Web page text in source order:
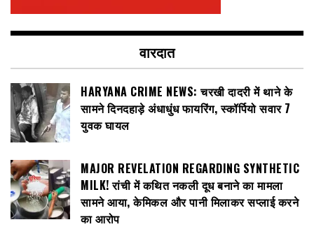
वारदात
HARYANA CRIME NEWS: चरखी दादरी में थाने के
सामने दिनदहाड़े अंधाधुंध फायरिंग, स्कॉर्पियो सवार 7
युवक घायल
MAJOR REVELATION REGARDING SYNTHETIC
MILK! रांची में कथित नकली दूध बनाने का मामला
सामने आया, केमिकल और पानी मिलाकर सप्लाई करने
का आरोप